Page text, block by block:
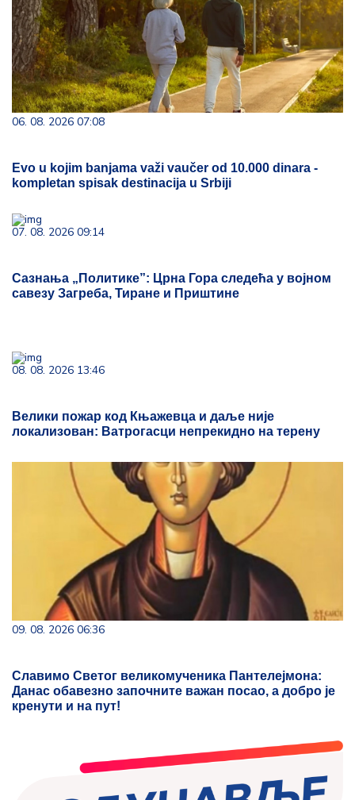
06. 08. 2026 07:08
Evo u kojim banjama važi vaučer od 10.000 dinara -
kompletan spisak destinacija u Srbiji
07. 08. 2026 09:14
Сазнања „Политике”: Црна Гора следећа у војном
савезу Загреба, Тиране и Приштине
08. 08. 2026 13:46
Велики пожар код Књажевца и даље није
локализован: Ватрогасци непрекидно на терену
09. 08. 2026 06:36
Славимо Светог великомученика Пантелејмона:
Данас обавезно започните важан посао, а добро је
кренути и на пут!